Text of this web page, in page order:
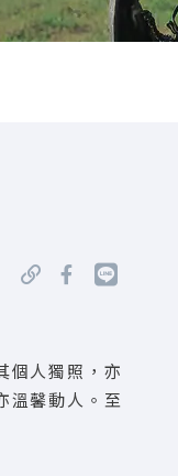
個人獨照，亦
溫馨動人。至